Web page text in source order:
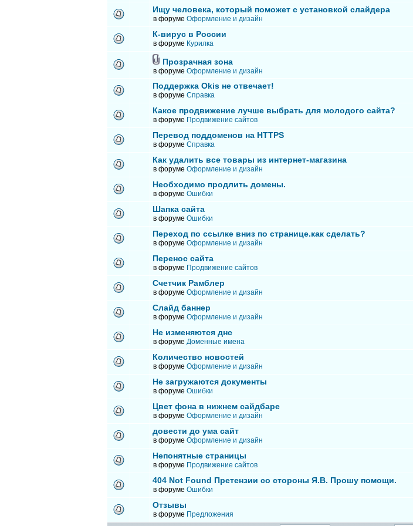
Ищу человека, который поможет с установкой слайдера
в форуме Оформление и дизайн
К-вирус в России
в форуме Курилка
Прозрачная зона
в форуме Оформление и дизайн
Поддержка Okis не отвечает!
в форуме Справка
Какое продвижение лучше выбрать для молодого сайта?
в форуме Продвижение сайтов
Перевод поддоменов на HTTPS
в форуме Справка
Как удалить все товары из интернет-магазина
в форуме Оформление и дизайн
Необходимо продлить домены.
в форуме Ошибки
Шапка сайта
в форуме Ошибки
Переход по ссылке вниз по странице.как сделать?
в форуме Оформление и дизайн
Перенос сайта
в форуме Продвижение сайтов
Счетчик Рамблер
в форуме Оформление и дизайн
Слайд баннер
в форуме Оформление и дизайн
Не изменяются днс
в форуме Доменные имена
Количество новостей
в форуме Оформление и дизайн
Не загружаются документы
в форуме Ошибки
Цвет фона в нижнем сайдбаре
в форуме Оформление и дизайн
довести до ума сайт
в форуме Оформление и дизайн
Непонятные страницы
в форуме Продвижение сайтов
404 Not Found Претензии со стороны Я.В. Прошу помощи.
в форуме Ошибки
Отзывы
в форуме Предложения